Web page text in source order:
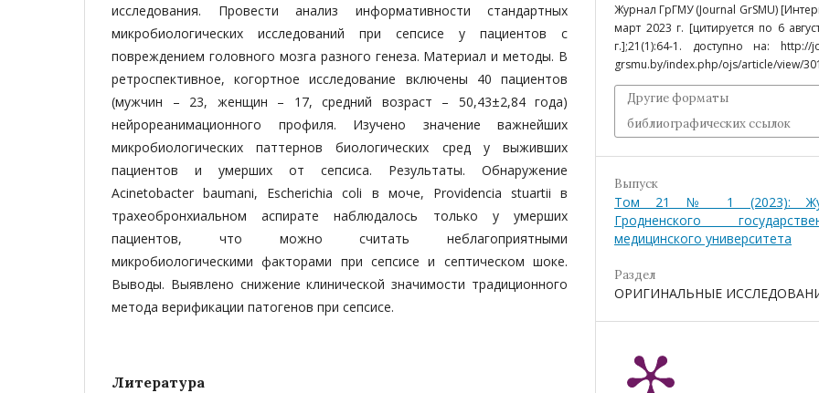
исследования. Провести анализ информативности стандартных
микробиологических исследований при сепсисе у пациентов с
повреждением головного мозга разного генеза. Материал и методы. В
ретроспективное, когортное исследование включены 40 пациентов
(мужчин – 23, женщин – 17, средний возраст – 50,43±2,84 года)
нейрореанимационного профиля. Изучено значение важнейших
микробиологических паттернов биологических сред у выживших
пациентов и умерших от сепсиса. Результаты. Обнаружение
Acinetobacter baumani, Escherichia coli в моче, Providencia stuartii в
трахеобронхиальном аспирате наблюдалось только у умерших
пациентов, что можно считать неблагоприятными
микробиологическими факторами при сепсисе и септическом шоке.
Выводы. Выявлено снижение клинической значимости традиционного
метода верификации патогенов при сепсисе.
Литература
Журнал ГрГМУ (Journal GrSMU)
март 2023 г. [цитируется по 6
г.];21(1):64-1. доступно на: http://
grsmu.by/index.php/ojs/article/view/
Другие форматы
библиографических ссылок
Выпуск
Том 21 № 1 (2023):
Гродненского
медицинского университета
Раздел
ОРИГИНАЛЬНЫЕ